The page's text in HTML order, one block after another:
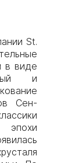
St.
в виде
и
Сен-